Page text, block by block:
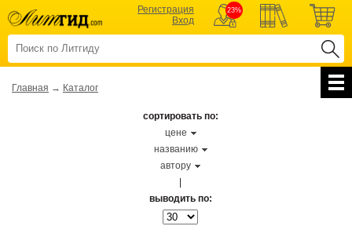
Регистрация
Вход
23%
Главная → Каталог
сортировать по:
цене
названию
автору
выводить по: